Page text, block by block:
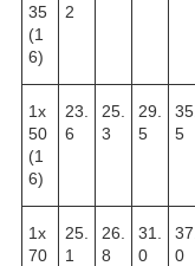
35
(1
6)
2
1х
50
(1
6)
23.
6
25.
3
29.
5
35.
5
1х
70
25.
1
26.
8
31.
0
37.
0